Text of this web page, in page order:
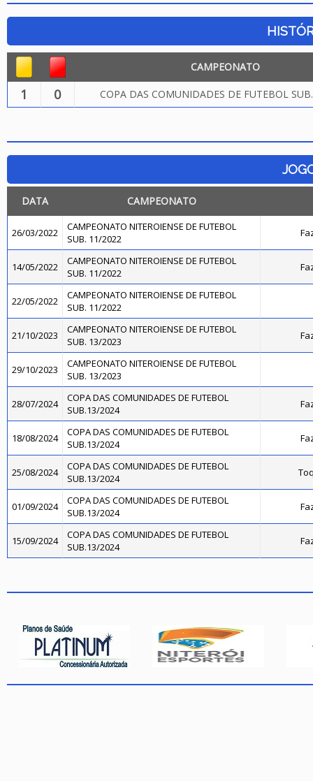
CAMPEONATO
1 0 COPA DAS COMUNIDADES DE FUTEBOL
DATA CAMPEONATO
26/03/2022
CAMPEONATO NITEROIENSE DE FUTEBOL
SUB. 11/2022
14/05/2022
CAMPEONATO NITEROIENSE DE FUTEBOL
SUB. 11/2022
22/05/2022
CAMPEONATO NITEROIENSE DE FUTEBOL
SUB. 11/2022
21/10/2023
CAMPEONATO NITEROIENSE DE FUTEBOL
SUB. 13/2023
29/10/2023
CAMPEONATO NITEROIENSE DE FUTEBOL
SUB. 13/2023
28/07/2024
COPA DAS COMUNIDADES DE FUTEBOL
SUB.13/2024
18/08/2024
COPA DAS COMUNIDADES DE FUTEBOL
SUB.13/2024
25/08/2024
COPA DAS COMUNIDADES DE FUTEBOL
SUB.13/2024
01/09/2024
COPA DAS COMUNIDADES DE FUTEBOL
SUB.13/2024
15/09/2024
COPA DAS COMUNIDADES DE FUTEBOL
SUB.13/2024